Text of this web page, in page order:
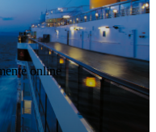
online